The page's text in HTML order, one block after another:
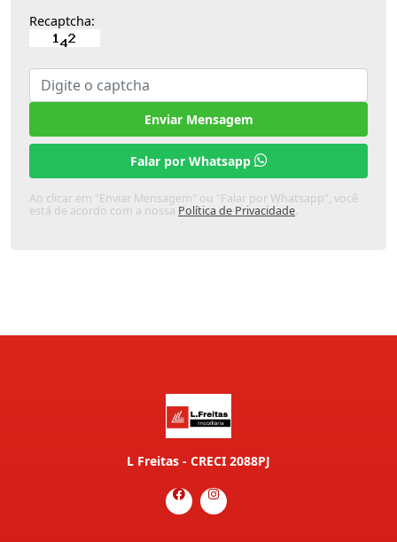
Recaptcha:
Enviar Mensagem
Falar por Whatsapp
Ao clicar em "Enviar Mensagem" ou "Falar por Whatsapp", você
está de acordo com a nossa Política de Privacidade.
L Freitas - CRECI 2088PJ